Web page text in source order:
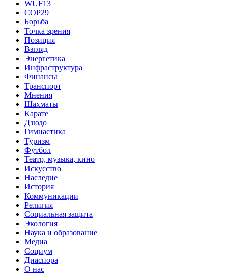
WUF13
COP29
Борьба
Точка зрения
Позиция
Взгляд
Энергетика
Инфраструктура
Финансы
Транспорт
Мнения
Шахматы
Карате
Дзюдо
Гимнастика
Туризм
Футбол
Театр, музыка, кино
Искусство
Наследие
История
Коммуникации
Религия
Социальная защита
Экология
Наука и образование
Медиа
Социум
Диаспора
О нас